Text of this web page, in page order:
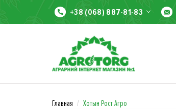
+38 (068) 887-81-83
Главная Хотын Рост Агро